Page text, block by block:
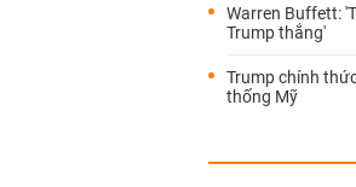
Warren Buffett:
Trump thắng'
Trump chính
thống Mỹ